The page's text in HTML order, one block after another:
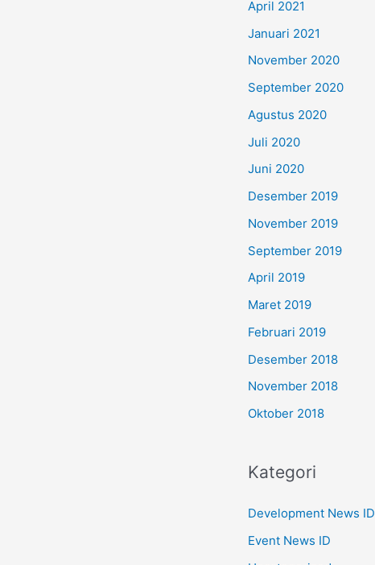
April 2021
Januari 2021
November 2020
September 2020
Agustus 2020
Juli 2020
Juni 2020
Desember 2019
November 2019
September 2019
April 2019
Maret 2019
Februari 2019
Desember 2018
November 2018
Oktober 2018
Kategori
Development News ID
Event News ID